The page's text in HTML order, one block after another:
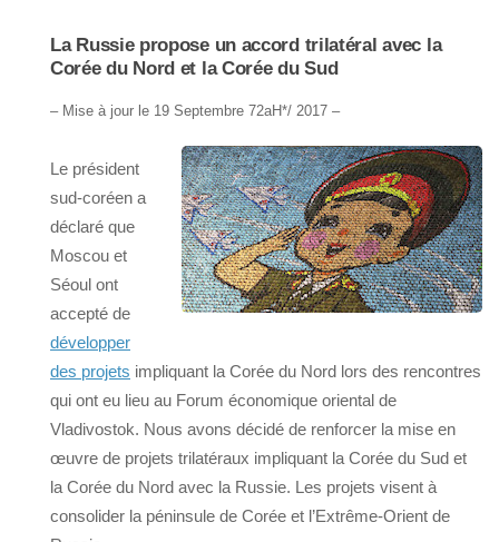
La Russie propose un accord trilatéral avec la
Corée du Nord et la Corée du Sud
– Mise à jour le 19 Septembre 72aH*/ 2017 –
Le président
sud-coréen a
déclaré que
Moscou et
Séoul ont
accepté de
développer
des projets impliquant la Corée du Nord lors des rencontres
qui ont eu lieu au Forum économique oriental de
Vladivostok. Nous avons décidé de renforcer la mise en
œuvre de projets trilatéraux impliquant la Corée du Sud et
la Corée du Nord avec la Russie. Les projets visent à
consolider la péninsule de Corée et l’Extrême-Orient de